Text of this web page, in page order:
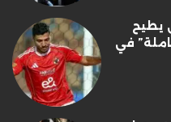
يطيح
في